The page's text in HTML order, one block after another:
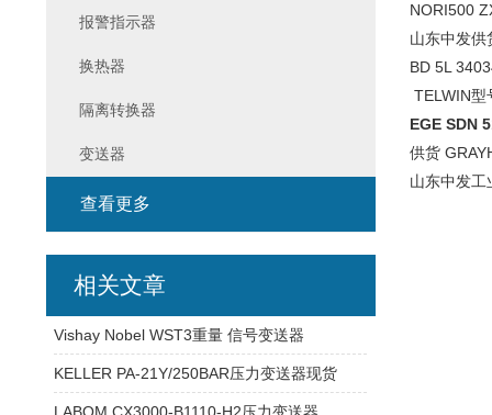
NORI500
山东中发
BD 5L
TELWIN
EGE SDN
供货
山东中发工
报警指示器
换热器
隔离转换器
变送器
查看更多
相关文章
Vishay Nobel WST3重量 信号变送器
KELLER PA-21Y/250BAR压力变送器现货